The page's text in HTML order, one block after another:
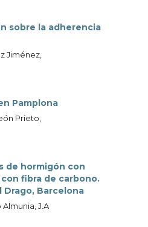
sobre la adherencia
Jiménez,
Pamplona
Prieto,
de hormigón con
fibra de carbono.
Barcelona
J.A